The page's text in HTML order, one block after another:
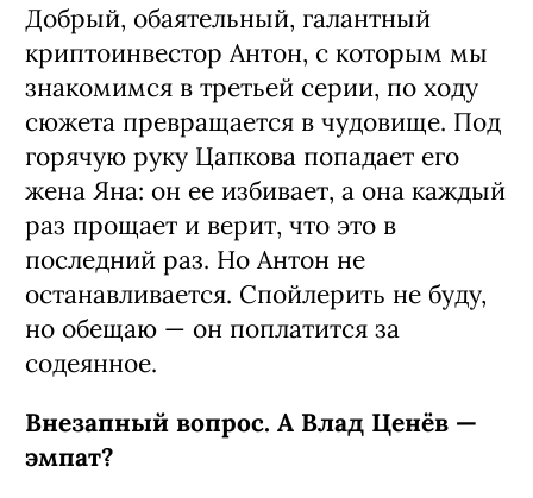
Добрый, обаятельный, галантный
криптоинвестор Антон, с которым мы
знакомимся в третьей серии, по ходу
сюжета превращается в чудовище. Под
горячую руку Цапкова попадает его
жена Яна: он ее избивает, а она каждый
раз прощает и верит, что это в
последний раз. Но Антон не
останавливается. Спойлерить не буду,
но обещаю — он поплатится за
содеянное.
Внезапный вопрос. А Влад Ценёв —
эмпат?